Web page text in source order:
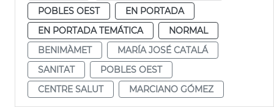
POBLES OEST
EN PORTADA
EN PORTADA TEMÁTICA
NORMAL
BENIMÀMET
MARÍA JOSÉ CATALÁ
SANITAT
POBLES OEST
CENTRE SALUT
MARCIANO GÓMEZ